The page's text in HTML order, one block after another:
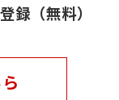
録（無料）